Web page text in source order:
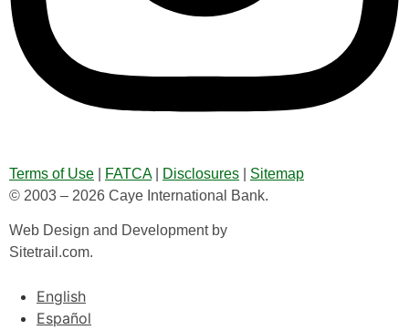
Terms of Use FATCA| Disclosures
Sitemap
© 2003 – 2026 Caye International Bank.
Web Design and Development by
Sitetrail.com.
English
Español